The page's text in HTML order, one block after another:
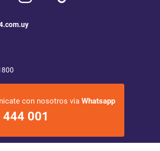
con nosotros via Whatsapp
001